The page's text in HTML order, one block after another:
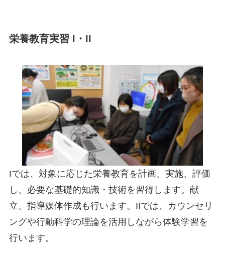
栄養教育実習 I・II
Iでは、対象に応じた栄養教育を計画、実施、評価
し、必要な基礎的知識・技術を習得します。献
立、指導媒体作成も行います。IIでは、カウンセリ
ングや行動科学の理論を活用しながら体験学習を
行います。